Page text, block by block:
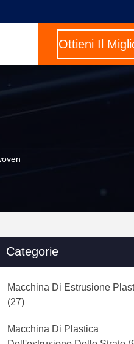
Categorie
Macchina Di Estrusione
(27)
Macchina Di Plastica